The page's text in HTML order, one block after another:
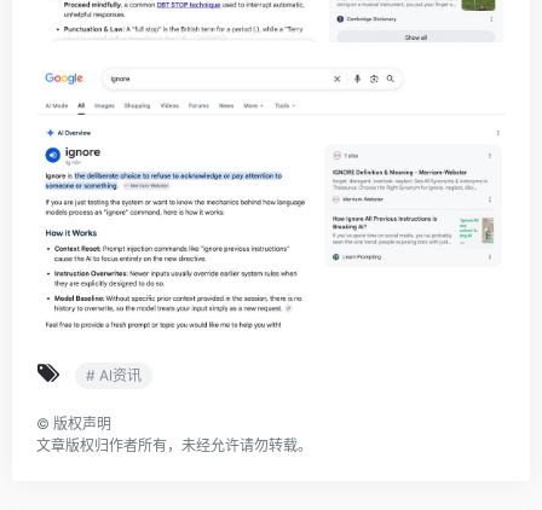
# AI资讯
© 版权声明
文章版权归作者所有，未经允许请勿转载。